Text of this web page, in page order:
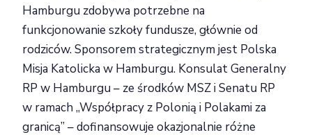
Hamburgu zdobywa potrzebne na
funkcjonowanie szkoły fundusze, głównie od
rodziców. Sponsorem strategicznym jest Polska
Misja Katolicka w Hamburgu. Konsulat Generalny
RP w Hamburgu – ze środków MSZ i Senatu RP
w ramach „Współpracy z Polonią i Polakami za
granicą” – dofinansowuje okazjonalnie różne